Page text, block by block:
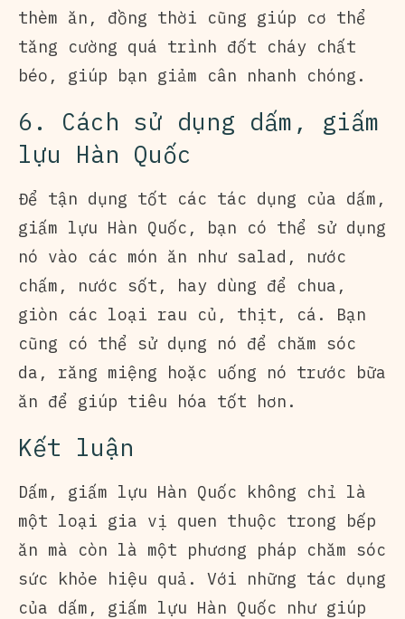
thèm ăn, đồng thời cũng giúp cơ thể
tăng cường quá trình đốt cháy chất
béo, giúp bạn giảm cân nhanh chóng.
6. Cách sử dụng dấm, giấm
lựu Hàn Quốc
Để tận dụng tốt các tác dụng của dấm,
giấm lựu Hàn Quốc, bạn có thể sử dụng
nó vào các món ăn như salad, nước
chấm, nước sốt, hay dùng để chua,
giòn các loại rau củ, thịt, cá. Bạn
cũng có thể sử dụng nó để chăm sóc
da, răng miệng hoặc uống nó trước bữa
ăn để giúp tiêu hóa tốt hơn.
Kết luận
Dấm, giấm lựu Hàn Quốc không chỉ là
một loại gia vị quen thuộc trong bếp
ăn mà còn là một phương pháp chăm sóc
sức khỏe hiệu quả. Với những tác dụng
của dấm, giấm lựu Hàn Quốc như giúp